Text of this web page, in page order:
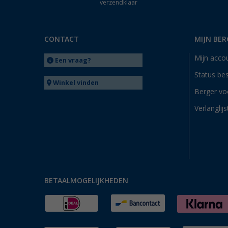
Freiburg (1)
Gera (1)
Göttingen (1)
Herten (1)
Isny im Allgäu (1)
verzendklaar
CONTACT
Een vraag?
Winkel vinden
MIJN
Mijn
Status
Berger
BETAALMOGELIJKHEDEN